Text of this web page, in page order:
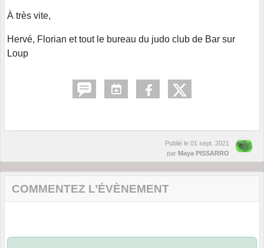
À très vite,
Hervé, Florian et tout le bureau du judo club de Bar sur
Loup
Publié le 01 sept. 2021
par Maya PISSARRO
COMMENTEZ L’ÉVÈNEMENT